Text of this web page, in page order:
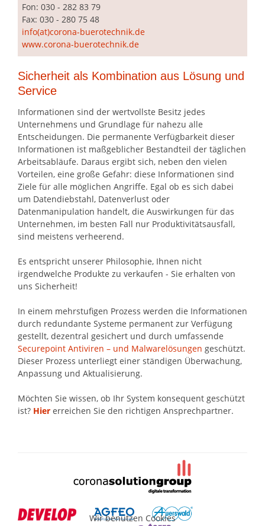
Fon: 030 - 282 83 79
Fax: 030 - 280 75 48
info(at)corona-buerotechnik.de
www.corona-buerotechnik.de
Sicherheit als Kombination aus Lösung und
Service
Informationen sind der wertvollste Besitz jedes
Unternehmens und Grundlage für nahezu alle
Entscheidungen. Die permanente Verfügbarkeit dieser
Informationen ist maßgeblicher Bestandteil der täglichen
Arbeitsabläufe. Daraus ergibt sich, neben den vielen
Vorteilen, eine große Gefahr: diese Informationen sind
Ziele für alle möglichen Angriffe. Egal ob es sich dabei
um Datendiebstahl, Datenverlust oder
Datenmanipulation handelt, die Auswirkungen für das
Unternehmen, im besten Fall nur Produktivitätsausfall,
sind meistens verheerend.
Es entspricht unserer Philosophie, Ihnen nicht
irgendwelche Produkte zu verkaufen - Sie erhalten von
uns Sicherheit!
In einem mehrstufigen Prozess werden die Informationen
durch redundante Systeme permanent zur Verfügung
gestellt, dezentral gesichert und durch umfassende
Securepoint Antiviren – und Malwarelösungen geschützt.
Dieser Prozess unterliegt einer ständigen Überwachung,
Anpassung und Aktualisierung.
Möchten Sie wissen, ob Ihr System konsequent geschützt
ist? Hier erreichen Sie den richtigen Ansprechpartner.
Wir benutzen Cookies